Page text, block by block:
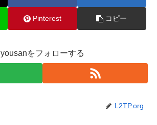
Pinterest コピー
yousanをフォローする
L2TP.org